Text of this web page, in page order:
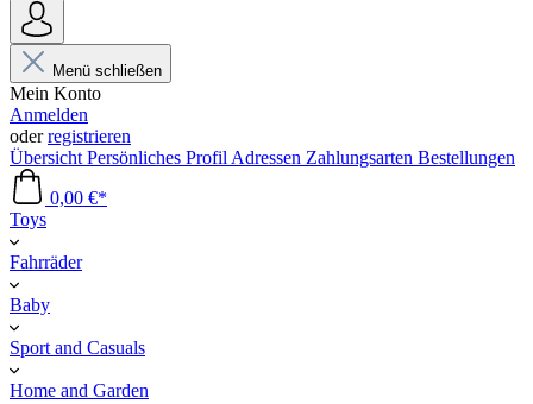
Menü schließen
Mein Konto
Anmelden
oderregistrieren
Übersicht Persönliches Profil Adressen Zahlungsarten Bestellungen
0,00 €*
Toys
Fahrräder
Baby
Sport and Casuals
Home and Garden